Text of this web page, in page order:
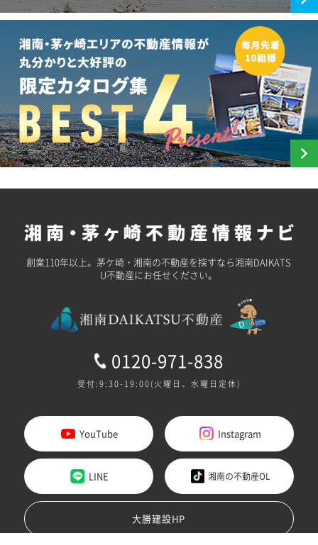
創業110年以上。茅ケ崎・湘南の不動産を探すなら湘南DAIKATS
U不動産にお任せください。
0120-971-838
受付:9:30-19:00(火曜日、水曜日定休)
YouTube Instagram
LINE 湘南の不動産OL
大勝建設HP